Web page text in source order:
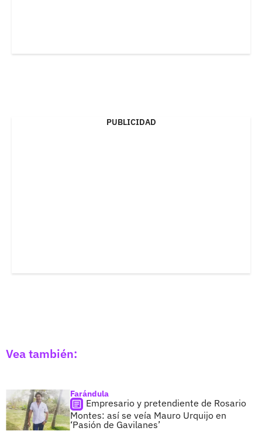
PUBLICIDAD
Vea también:
Farándula
Empresario y pretendiente de Rosario
Montes: así se veía Mauro Urquijo en
‘Pasión de Gavilanes’